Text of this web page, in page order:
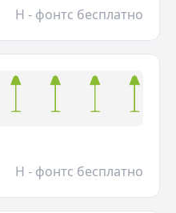
H - фонтс бесплатно
H - фонтс бесплатно